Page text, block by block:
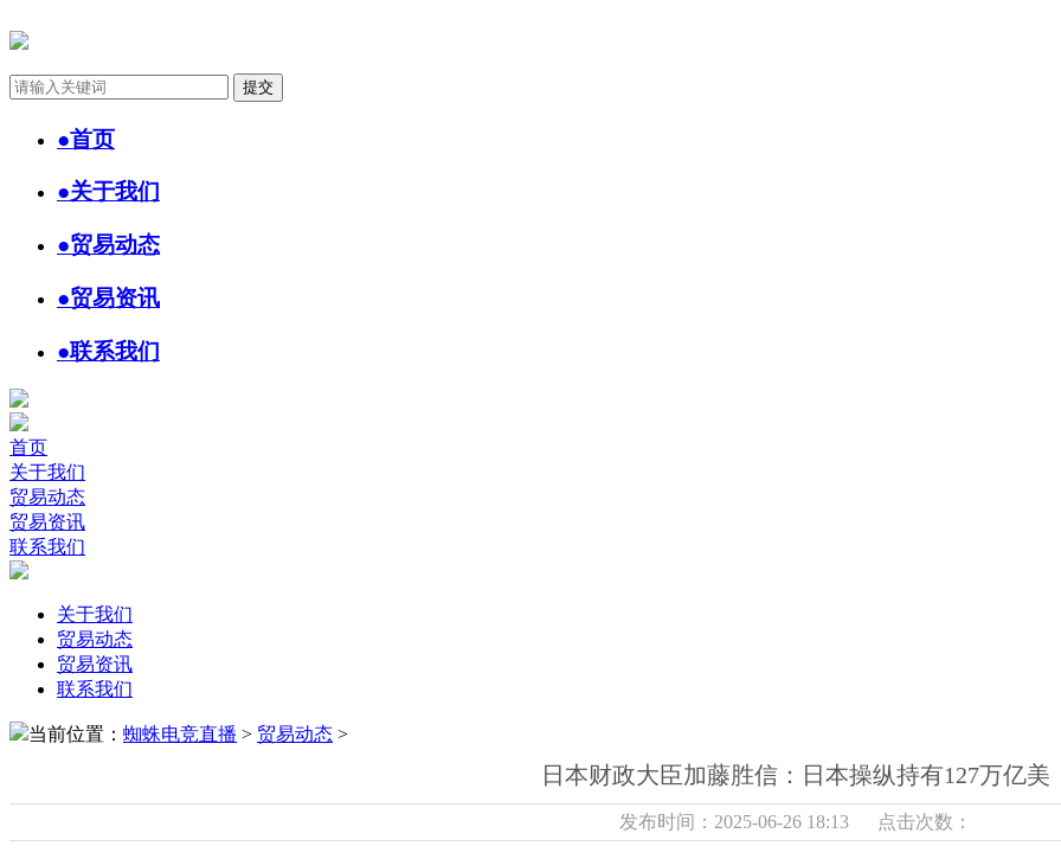
●首页
●关于我们
●贸易动态
●贸易资讯
●联系我们
首页
关于我们
贸易动态
贸易资讯
联系我们
关于我们
贸易动态
贸易资讯
联系我们
当前位置： 蜘蛛电竞直播 > 贸易动态 >
日本财政大臣加藤胜信：日本操纵持有127万亿美
发布时间：2025-06-26 18:13 点击次数：